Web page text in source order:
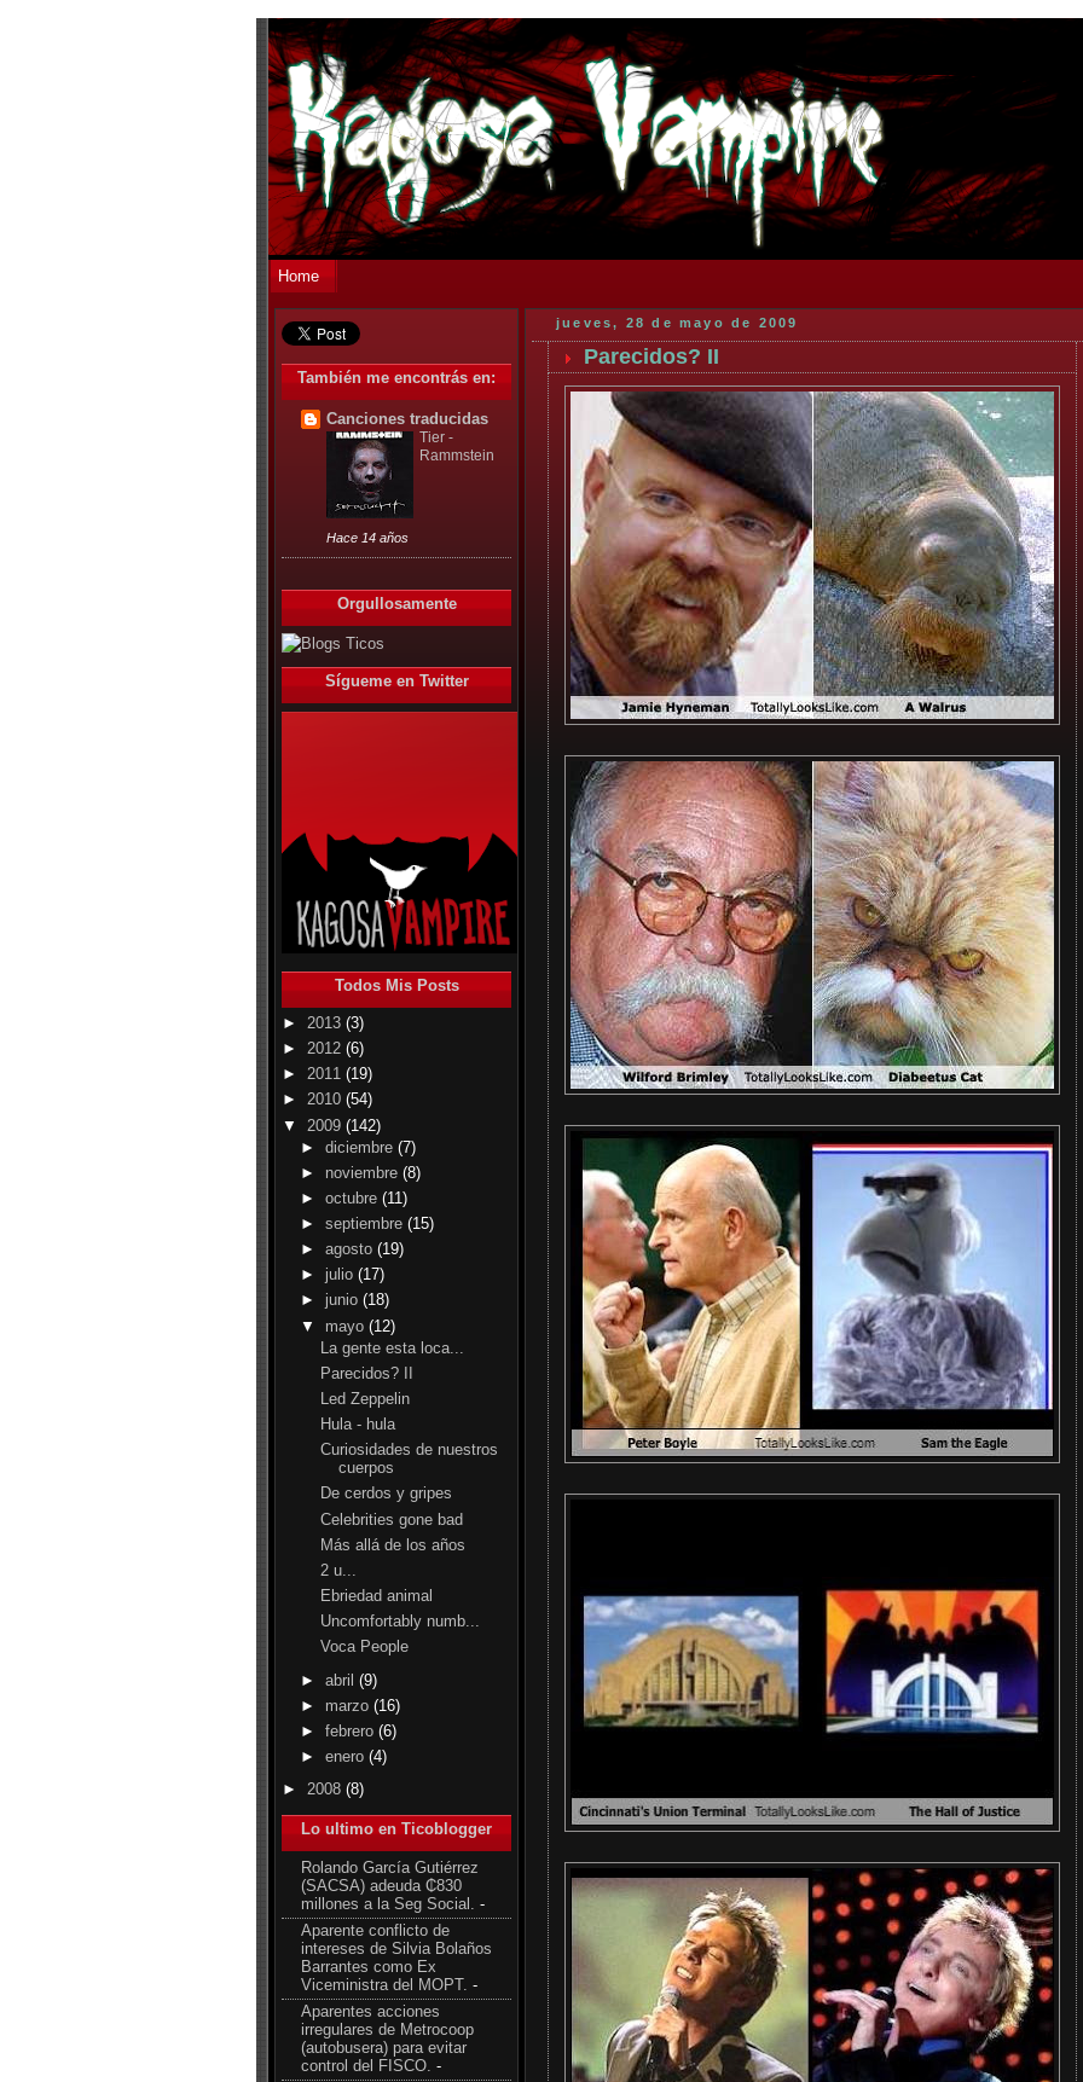
Home
También me encontrás en:
Canciones traducidas
Tier -
Rammstein
Hace 14 años
Orgullosamente
Sígueme en Twitter
Todos Mis Posts
► 2013 (3)
► 2012 (6)
► 2011 (19)
► 2010 (54)
▼ 2009 (142)
►diciembre(7)
► noviembre(8)
►octubre(11)
►septiembre(15)
►agosto(19)
► julio(17)
► junio(18)
▼ mayo(12)
La gente esta loca...
Parecidos? II
Led Zeppelin
Hula - hula
Curiosidades de nuestros
cuerpos
De cerdos y gripes
Celebrities gone bad
Más allá de los años
2 u...
Ebriedad animal
Uncomfortably numb...
Voca People
►abril(9)
► marzo(16)
►febrero(6)
►enero(4)
► 2008 (8)
Lo ultimo en Ticoblogger
Rolando García Gutiérrez
(SACSA) adeuda ₵830
millones a la Seg Social.
-
Aparente conflicto de
intereses de Silvia Bolaños
Barrantes como Ex
Viceministra del MOPT. -
Aparentes acciones
irregulares de Metrocoop
(autobusera) para evitar
control del FISCO. -
jueves, 28 de mayo de 2009
Parecidos? II